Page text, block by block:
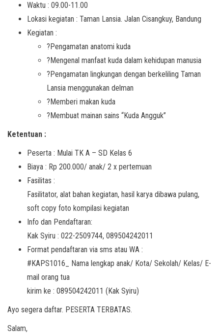
Waktu : 09.00-11.00
Lokasi kegiatan : Taman Lansia. Jalan Cisangkuy, Bandung
Kegiatan :
?Pengamatan anatomi kuda
?Mengenal manfaat kuda dalam kehidupan manusia
?Pengamatan lingkungan dengan berkeliling Taman
Lansia menggunakan delman
?Memberi makan kuda
?Membuat mainan sains “Kuda Angguk”
Ketentuan :
Peserta : Mulai TK A – SD Kelas 6
Biaya : Rp 200.000/ anak/ 2 x pertemuan
Fasilitas :
Fasilitator, alat bahan kegiatan, hasil karya dibawa pulang,
soft copy foto kompilasi kegiatan
Info dan Pendaftaran:
Kak Syiru : 022-2509744, 089504242011
Format pendaftaran via sms atau WA :
#KAPS1016_ Nama lengkap anak/ Kota/ Sekolah/ Kelas/ E-
mail orang tua
kirim ke : 089504242011 (Kak Syiru)
Ayo segera daftar. PESERTA TERBATAS.
Salam,